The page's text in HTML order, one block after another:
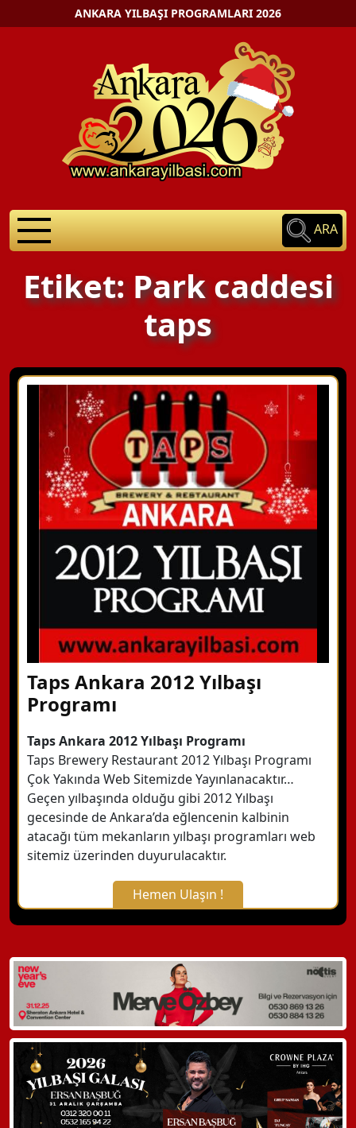
ANKARA YILBAŞI PROGRAMLARI 2026
ARA
Etiket: Park caddesi
taps
Taps Ankara 2012 Yılbaşı
Programı
Taps Ankara 2012 Yılbaşı Programı
Taps Brewery Restaurant 2012 Yılbaşı Programı
Çok Yakında Web Sitemizde Yayınlanacaktır…
Geçen yılbaşında olduğu gibi 2012 Yılbaşı
gecesinde de Ankara’da eğlencenin kalbinin
atacağı tüm mekanların yılbaşı programları web
sitemiz üzerinden duyurulacaktır.
Hemen Ulaşın !
X Kapat
WhatsApp ile Bilgi Alın
Hemen Arayın
Detaylı Bilgi Alın